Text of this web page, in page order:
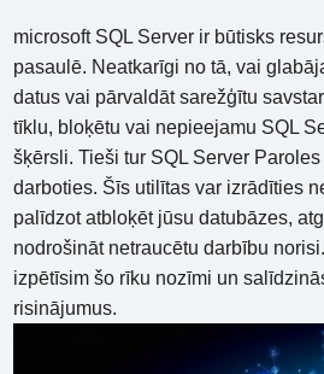
microsoft SQL Server ir būtisks
pasaulē. Neatkarīgi no tā, vai
datus vai pārvaldāt sarežģītu
tīklu, bloķētu vai nepieejamu SQL
šķērsli. Tieši tur SQL Server
darboties. Šīs utilītas var izrādīties
palīdzot atbloķēt jūsu datubāzes,
nodrošināt netraucētu darbību
izpētīsim šo rīku nozīmi un
risinājumus.